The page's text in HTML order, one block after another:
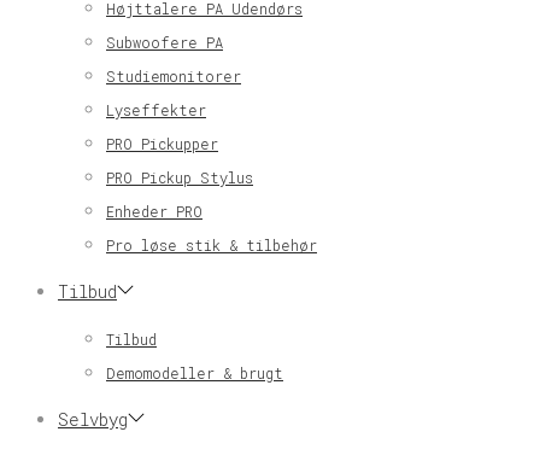
Højttalere PA Udendørs
Subwoofere PA
Studiemonitorer
Lyseffekter
PRO Pickupper
PRO Pickup Stylus
Enheder PRO
Pro løse stik & tilbehør
Tilbud
Tilbud
Demomodeller & brugt
Selvbyg